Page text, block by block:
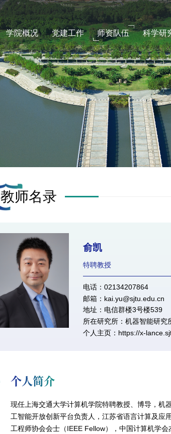
学院概况 党建工作 师资队伍 科学研
教师名录
俞凯
特聘教授
电话：02134207864
邮箱：kai.yu@sjtu.edu.cn
地址：电信群楼3号楼539
所在研究所：机器智能研究
个人主页： https://x-
个人简介
现任上海交通大学计算机学院特聘教授、博导，机
工智能开放创新平台负责人，江苏省语言计算及应
工程师协会会士（IEEE Fellow），中国计算机学